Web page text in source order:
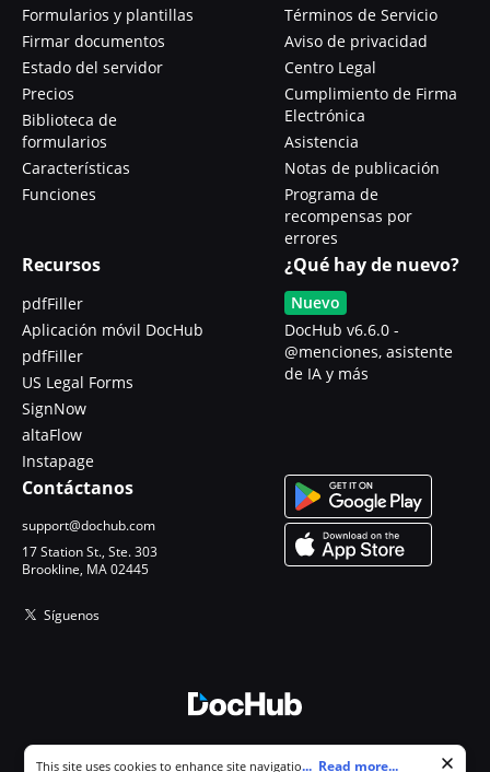
Formularios y plantillas
Firmar documentos
Estado del servidor
Precios
Biblioteca de
formularios
Características
Funciones
Términos de Servicio
Aviso de privacidad
Centro Legal
Cumplimiento de Firma
Electrónica
Asistencia
Notas de publicación
Programa de
recompensas por
errores
Recursos
pdfFiller
Aplicación móvil DocHub
pdfFiller
US Legal Forms
SignNow
altaFlow
Instapage
¿Qué hay de nuevo?
Nuevo
DocHub v6.6.0 -
@menciones, asistente
de IA y más
Contáctanos
support@dochub.com
17 Station St., Ste. 303
Brookline, MA 02445
Síguenos
Cookie consent notice
This site uses cookies to enhance site navigation and personalize
... Read more...